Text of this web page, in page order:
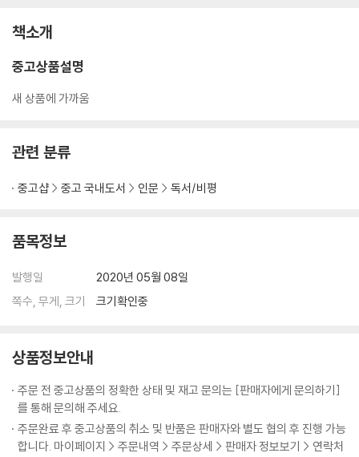
책소개
중고상품설명
새 상품에 가까움
관련 분류
중고샵 중고 국내도서 인문 독서/비평
품목정보
발행일
2020년 05월 08일
쪽수, 무게, 크기
크기확인중
상품정보안내
주문 전 중고상품의 정확한 상태 및 재고 문의는 [판매자에게 문의하기]
를 통해 문의해 주세요.
주문완료 후 중고상품의 취소 및 반품은 판매자와 별도 협의 후 진행 가능
합니다. 마이페이지 > 주문내역 > 주문상세 > 판매자 정보보기 > 연락처